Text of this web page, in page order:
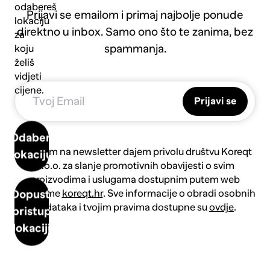
odabereš
lokaciju
za
koju
želiš
vidjeti
cijene.
Odaberi
lokaciju
Dopusti
pristup
lokaciji
Prijavi se emailom i primaj najbolje ponude
direktno u inbox. Samo ono što te zanima, bez
spammanja.
Prijavi se
Prijavom na newsletter dajem privolu društvu Koreqt
d.o.o. za slanje promotivnih obavijesti o svim
proizvodima i uslugama dostupnim putem web
platforme koreqt.hr. Sve informacije o obradi osobnih
podataka i tvojim pravima dostupne suovdje.